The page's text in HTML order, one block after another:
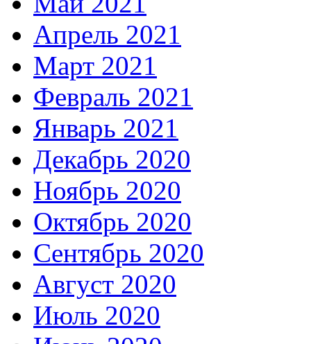
Апрель 2021
Март 2021
Февраль 2021
Январь 2021
Декабрь 2020
Ноябрь 2020
Октябрь 2020
Сентябрь 2020
Август 2020
Июль 2020